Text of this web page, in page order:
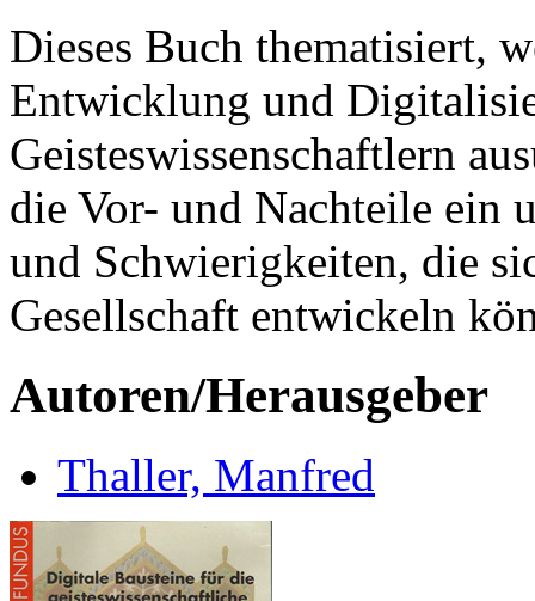
Dieses Buch thematisiert,
Entwicklung und
Geisteswissenschaftlern
die Vor- und Nachteile ein
und Schwierigkeiten, die
Gesellschaft entwickeln
Autoren/Herausgeber
Thaller, Manfred